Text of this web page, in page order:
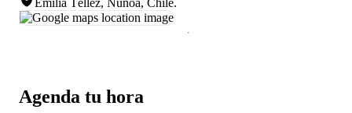
Agenda tu hora
Emilia Téllez, Ñuñoa, Chile.